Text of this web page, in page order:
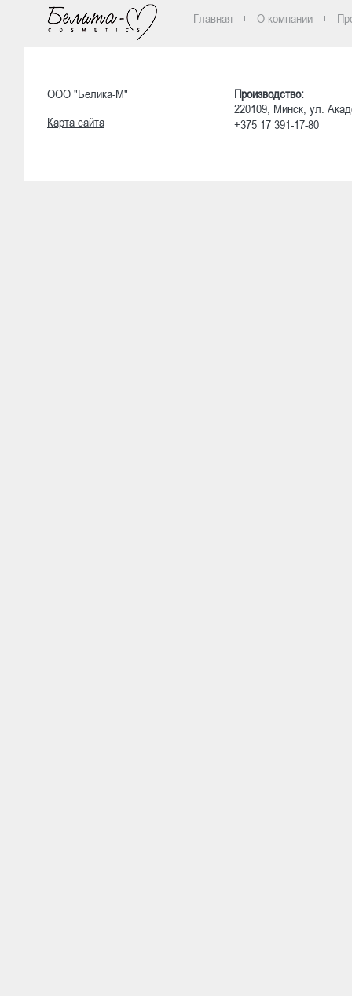
Главная О компании
ООО "Белика-М"
Карта сайта
Производство:
220109, Минск, ул.
+375 17 391-17-80